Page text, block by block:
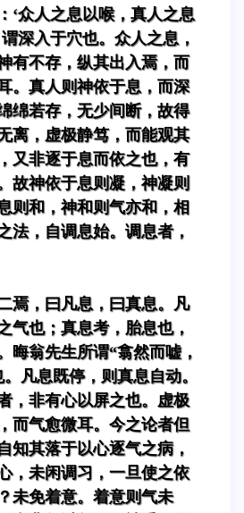
‘众人之息以喉，真人之息
深入于穴也。众人之息，
有不存，纵其出入焉，而
。真人则神依于息，而深
绵若存，无少间断，故得
离，虚极静笃，而能观其
又非逐于息而依之也，有
故神依于息则凝，神凝则
则和，神和则气亦和，相
法，自调息始。调息者，
焉，曰凡息，曰真息。凡
气也；真息考，胎息也，
晦翁先生所谓“翕然而嘘，
凡息既停，则真息自动。
，非有心以屏之也。虚极
而气愈微耳。今之论者但
知其落于以心逐气之病，
，未闲调习，一旦使之依
未免着意。着意则气未